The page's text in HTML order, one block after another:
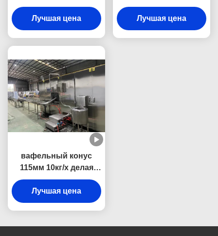
эффективности с
0.6MPa обжал воздух
Лучшая цена
делая сбережения
космоса создателя
конуса мозоли
Лучшая цена
вафельный конус
115мм 10кг/х делая
машину
полноавтоматической
Лучшая цена